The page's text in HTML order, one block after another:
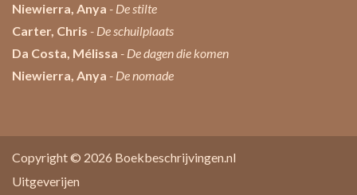
Niewierra, Anya - De stilte
Carter, Chris - De schuilplaats
Da Costa, Mélissa - De dagen die komen
Niewierra, Anya - De nomade
Copyright © 2026 Boekbeschrijvingen.nl
Uitgeverijen